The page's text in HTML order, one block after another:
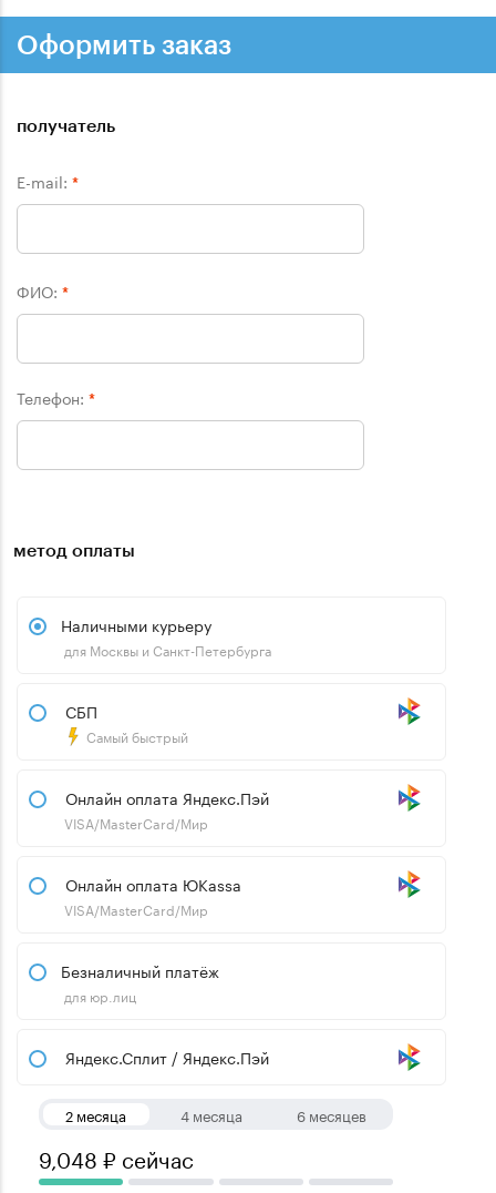
Оформить заказ
получатель
E-mail: *
ФИО: *
Телефон: *
метод оплаты
Наличными курьеру
для Москвы и Санкт-Петербурга
СБП
Самый быстрый
Онлайн оплата Яндекс.Пэй
VISA/MasterCard/Мир
Онлайн оплата ЮKassa
VISA/MasterCard/Мир
Безналичный платёж
для юр.лиц
Яндекс.Сплит / Яндекс.Пэй
2 месяца 4 месяца 6 месяцев
9,048 ₽ сейчас